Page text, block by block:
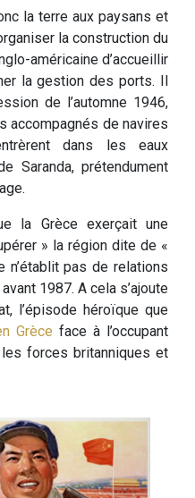
la terre aux paysans et
la construction du
américaine d’accueillir
la gestion des ports. Il
de l’automne 1946,
accompagnés de navires
dans les eaux
Saranda, prétendument
la Grèce exerçait une
» la région dite de «
n’établit pas de relations
1987. A cela s’ajoute
l’épisode héroïque que
Grèce face à l’occupant
forces britanniques et